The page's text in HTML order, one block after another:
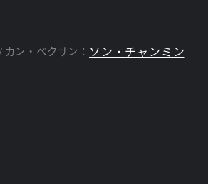
カン・ベクサン： ソン・チャンミン